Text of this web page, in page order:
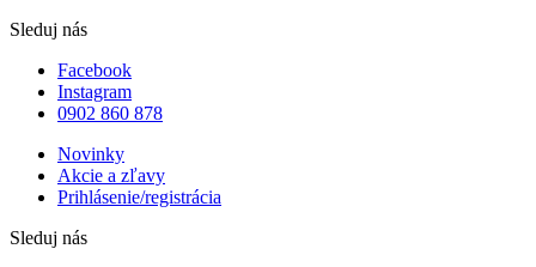
Sleduj nás
Facebook
Instagram
0902 860 878
Novinky
Akcie a zľavy
Prihlásenie/registrácia
Sleduj nás